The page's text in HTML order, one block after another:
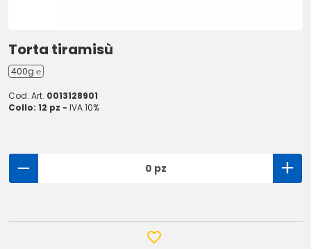
Torta tiramisù
400g ℮
Cod. Art. 0013128901
Collo: 12 pz - IVA 10%
0 pz